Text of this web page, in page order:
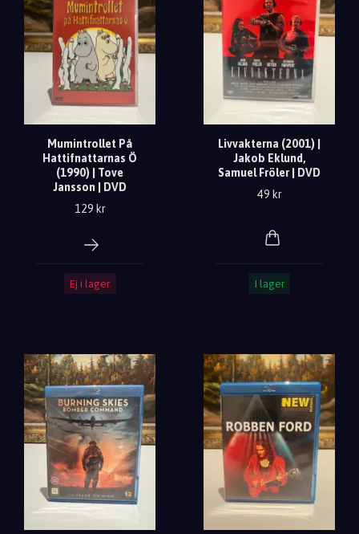
Mumintrollet På
Hattifnattarnas Ö
(1990) | Tove
Jansson | DVD
129 kr
Ej i lager
Livvakterna (2001) |
Jakob Eklund,
Samuel Fröler | DVD
49 kr
I lager